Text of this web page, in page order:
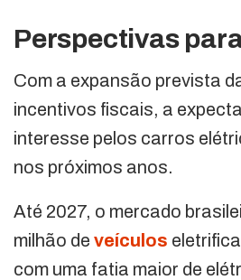
Perspectivas
Com a expansão prevista
incentivos fiscais, a
interesse pelos carros
nos próximos anos.
Até 2027, o mercado
milhão de veículos
com uma fatia maior de